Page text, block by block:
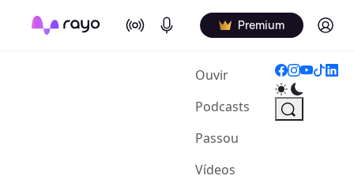
On Air Podcasts Premium Log in
Ouvir(current)
Podcasts
Passou
Vídeos